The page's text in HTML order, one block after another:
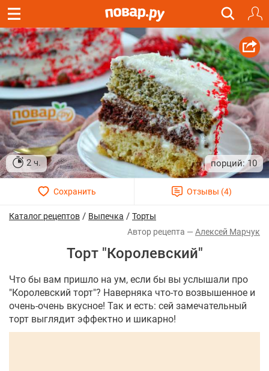
2 ч. 10
Каталог рецептов / Выпечка / Торты
Алексей Марчук
Торт "Королевский"
Что бы вам пришло на ум, если бы вы услышали про
"Королевский торт"? Наверняка что-то возвышенное и
очень-очень вкусное! Так и есть: сей замечательный
торт выглядит эффектно и шикарно!